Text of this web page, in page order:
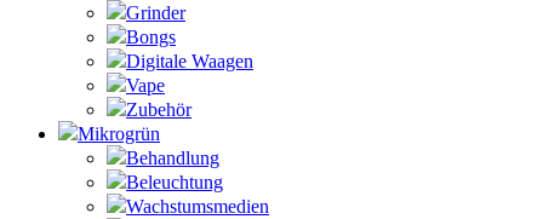
Grinder
Bongs
Digitale Waagen
Vape
Zubehör
Mikrogrün
Behandlung
Beleuchtung
Wachstumsmedien